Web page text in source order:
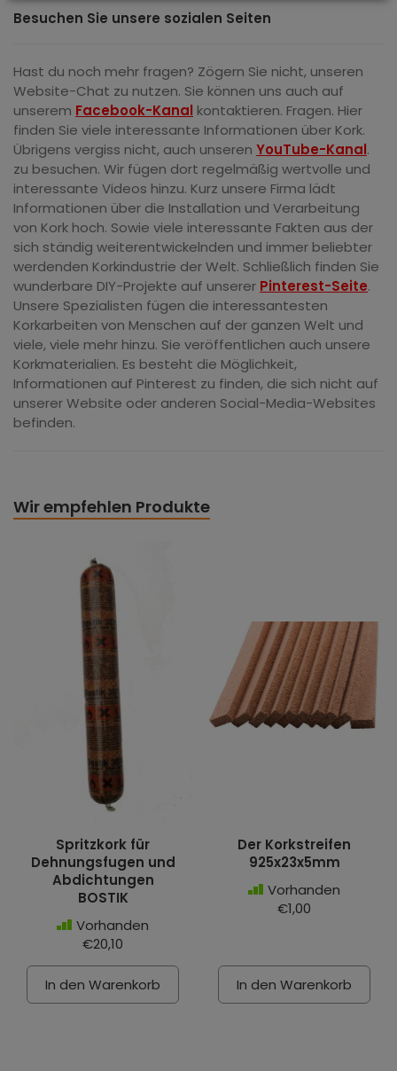
Besuchen Sie unsere sozialen Seiten
Hast du noch mehr fragen? Zögern Sie nicht, unseren
Website-Chat zu nutzen. Sie können uns auch auf
unserem Facebook-Kanal kontaktieren. Fragen. Hier
finden Sie viele interessante Informationen über Kork.
Übrigens vergiss nicht, auch unseren YouTube-Kanal.
zu besuchen. Wir fügen dort regelmäßig wertvolle und
interessante Videos hinzu. Kurz unsere Firma lädt
Informationen über die Installation und Verarbeitung
von Kork hoch. Sowie viele interessante Fakten aus der
sich ständig weiterentwickelnden und immer beliebter
werdenden Korkindustrie der Welt. Schließlich finden Sie
wunderbare DIY-Projekte auf unserer Pinterest-Seite.
Unsere Spezialisten fügen die interessantesten
Korkarbeiten von Menschen auf der ganzen Welt und
viele, viele mehr hinzu. Sie veröffentlichen auch unsere
Korkmaterialien. Es besteht die Möglichkeit,
Informationen auf Pinterest zu finden, die sich nicht auf
unserer Website oder anderen Social-Media-Websites
befinden.
Wir empfehlen Produkte
Spritzkork für
Dehnungsfugen und
Abdichtungen
BOSTIK
Vorhanden
€20,10
In den Warenkorb
Der Korkstreifen
925x23x5mm
Vorhanden
€1,00
In den Warenkorb